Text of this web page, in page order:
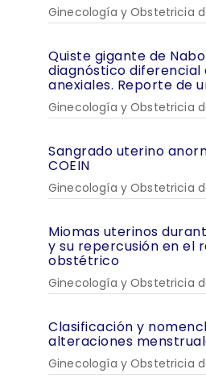
Ginecología y Obstetricia
Quiste gigante de
diagnóstico diferencial
anexiales. Reporte de
Ginecología y Obstetricia
Sangrado uterino
COEIN
Ginecología y Obstetricia
Miomas uterinos
y su repercusión en el
obstétrico
Ginecología y Obstetricia
Clasificación y
alteraciones
Ginecología y Obstetricia